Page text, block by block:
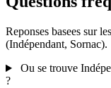
Reponses basees sur
(Indépendant, Sornac).
Ou se trouve
?